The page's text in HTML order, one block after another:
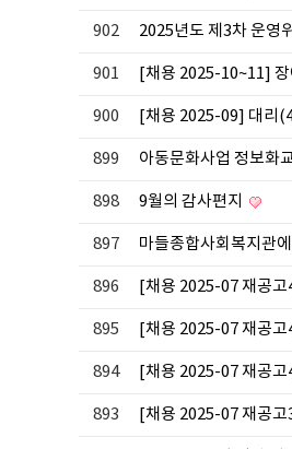
902 2025년도 제3차 운영
901 [채용 2025-10~11]
900 [채용 2025-09] 대리
899 아동문화사업 정보화
898 9월의 감사편지
897 마들종합사회복지관
896 [채용 2025-07 재공
895 [채용 2025-07 재공
894 [채용 2025-07 재공
893 [채용 2025-07 재공